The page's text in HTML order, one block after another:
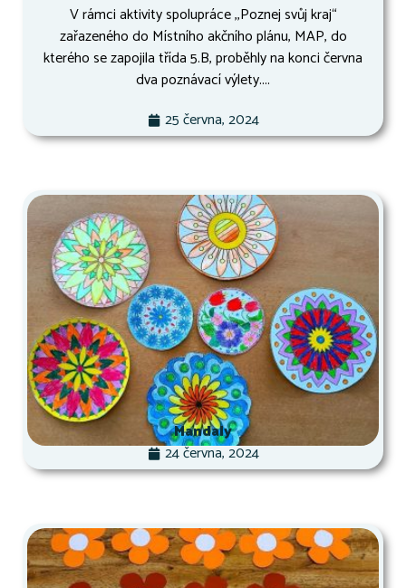
V rámci aktivity spolupráce ,,Poznej svůj kraj“
zařazeného do Místního akčního plánu, MAP, do
kterého se zapojila třída 5.B, proběhly na konci června
dva poznávací výlety....
25 června, 2024
Mandaly
24 června, 2024